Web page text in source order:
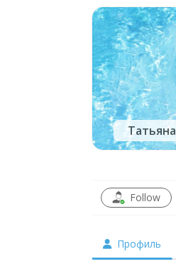
Татьяна
Follow
Профиль